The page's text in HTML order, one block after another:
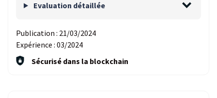
Evaluation détaillée
Publication : 21/03/2024
Expérience : 03/2024
Sécurisé dans la blockchain